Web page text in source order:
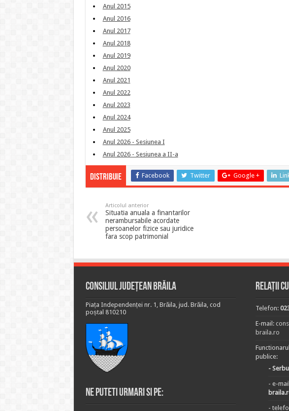
Anul 2015
Anul 2016
Anul 2017
Anul 2018
Anul 2019
Anul 2020
Anul 2021
Anul 2022
Anul 2023
Anul 2024
Anul 2025
Anul 2026 - Sesiunea I
Anul 2026 - Sesiunea a II-a
Distribuie Facebook Twitter Google +
Articolul anterior
Situatia anuala a finantarilor
nerambursabile acordate
persoanelor fizice sau juridice
fara scop patrimonial
Consiliul Județean Brăila
Piața Independenței nr. 1, Brăila, jud. Brăila, cod
poștal 810210
Ne puteti urmari si pe:
Relații
Telefon:
E-mail:
braila.ro
publice:
-
- e-
-